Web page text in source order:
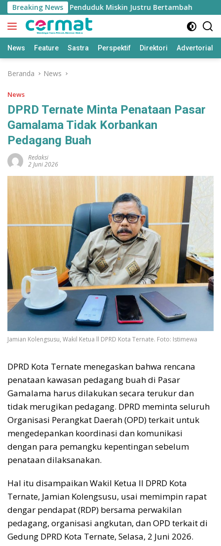
Langsung
ke
konten
Breaking News
Tinggi, Penduduk Miskin Justru Bertambah
News Feature Sastra Perspektif Direktori Advertorial
Beranda News
News
DPRD Ternate Minta Penataan Pasar
Gamalama Tidak Korbankan
Pedagang Buah
Redaksi
2 Juni 2026
Jamian Kolengsusu, Wakil Ketua ll DPRD Kota Ternate. Foto: Istimewa
DPRD Kota Ternate menegaskan bahwa rencana
penataan kawasan pedagang buah di Pasar
Gamalama harus dilakukan secara terukur dan
tidak merugikan pedagang. DPRD meminta seluruh
Organisasi Perangkat Daerah (OPD) terkait untuk
mengedepankan koordinasi dan komunikasi
dengan para pemangku kepentingan sebelum
penataan dilaksanakan.
Hal itu disampaikan Wakil Ketua II DPRD Kota
Ternate, Jamian Kolengsusu, usai memimpin rapat
dengar pendapat (RDP) bersama perwakilan
pedagang, organisasi angkutan, dan OPD terkait di
Gedung DPRD Kota Ternate, Selasa, 2 Juni 2026.